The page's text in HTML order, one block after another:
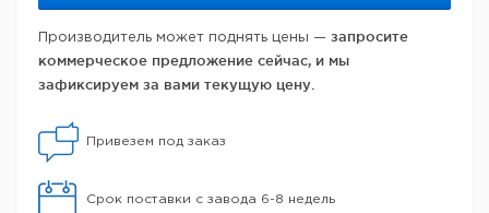
Производитель может поднять цены — запросите
коммерческое предложение сейчас, и мы
зафиксируем за вами текущую цену.
Привезем под заказ
Срок поставки с завода 6-8 недель